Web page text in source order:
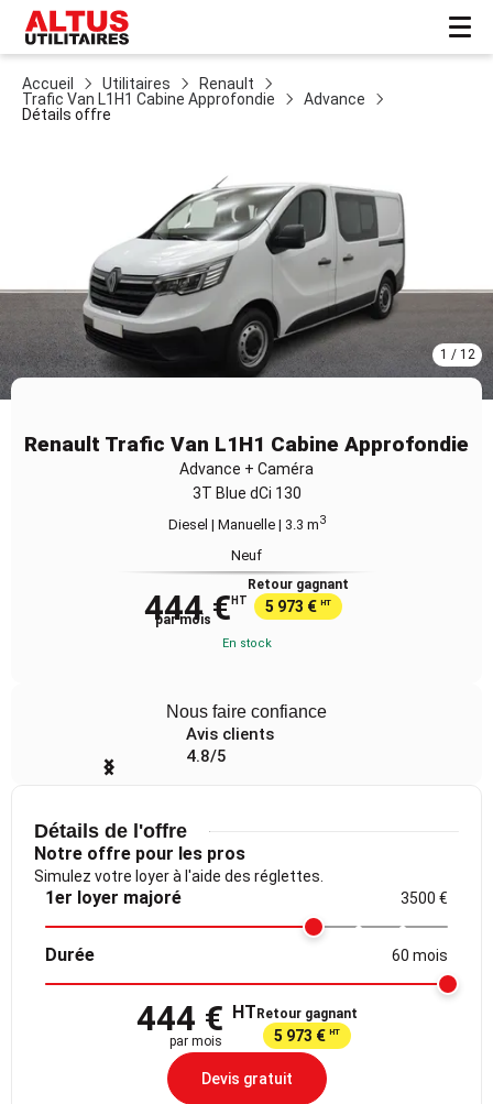
Accueil Utilitaires
Renault
Trafic Van L1H1 Cabine Approfondie
Advance
Détails offre
1 / 12
Renault Trafic Van L1H1 Cabine Approfondie
Advance + Caméra
3T Blue dCi 130
Diesel | Manuelle | 3.3 m3
Neuf
444 € HT
par mois
Retour gagnant
5 973 € HT
En stock
Nous faire confiance
Avis clients
4.8/5
Item
4
Détails de l'offre
Notre offre pour les pros
Simulez votre loyer à l'aide des réglettes.
1er loyer majoré 3500 €
Durée 60 mois
444 € HT
par mois
Retour gagnant
5 973 € HT
Devis gratuit